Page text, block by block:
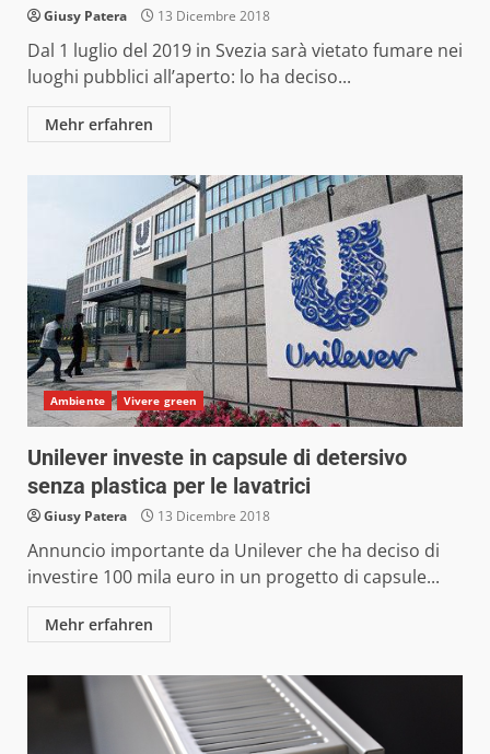
Giusy Patera 13 Dicembre 2018
Dal 1 luglio del 2019 in Svezia sarà vietato fumare nei
luoghi pubblici all’aperto: lo ha deciso...
Mehr erfahren
Ambiente Vivere green
Unilever investe in capsule di detersivo
senza plastica per le lavatrici
Giusy Patera 13 Dicembre 2018
Annuncio importante da Unilever che ha deciso di
investire 100 mila euro in un progetto di capsule...
Mehr erfahren